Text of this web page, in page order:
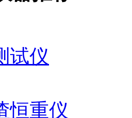
试仪
恒重仪